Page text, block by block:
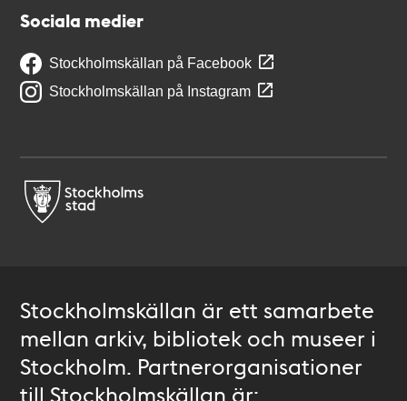
Sociala medier
Stockholmskällan på Facebook
Stockholmskällan på Instagram
Stockholmskällan är ett samarbete
mellan arkiv, bibliotek och museer i
Stockholm. Partnerorganisationer
till Stockholmskällan är: